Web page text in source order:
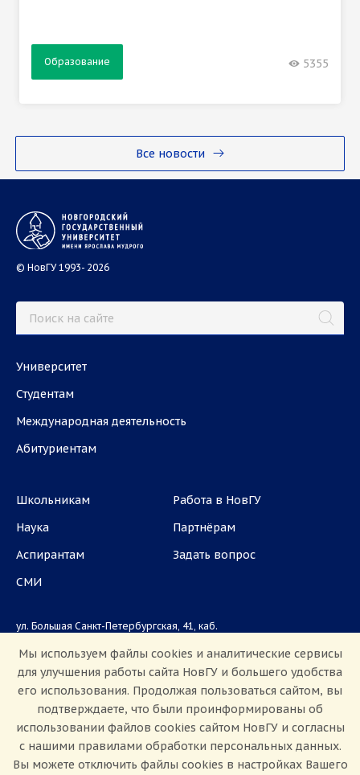
Все новости
Образование 5355
© НовГУ 1993- 2026
Университет
Студентам
Международная деятельность
Абитуриентам
Школьникам
Наука
Аспирантам
СМИ
Работа в НовГУ
Партнёрам
Задать вопрос
ул. Большая Санкт-Петербургская, 41, каб.
Приемная комиссия: +7(8162)33-20-44
Мы используем файлы cookies и аналитические сервисы
для улучшения работы сайта НовГУ и большего удобства
его использования. Продолжая пользоваться сайтом, вы
подтверждаете, что были проинформированы об
использовании файлов cookies сайтом НовГУ и согласны
с нашими правилами обработки персональных данных.
Вы можете отключить файлы cookies в настройках Вашего